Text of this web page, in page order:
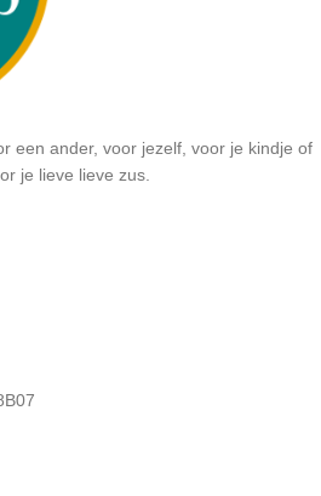
een ander, voor jezelf, voor je kindje of
je lieve lieve zus.